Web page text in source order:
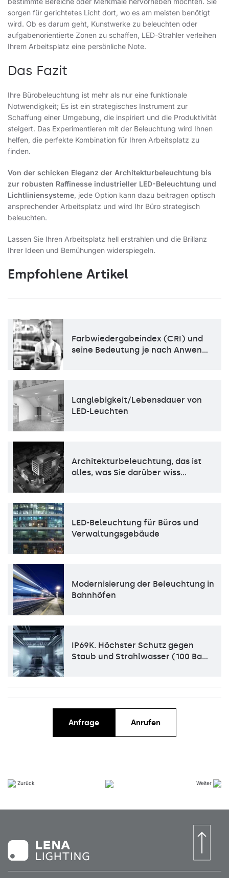
sorgen für gerichtetes Licht dort, wo es am meisten benötigt
wird. Ob es darum geht, Kunstwerke zu beleuchten oder
aufgabenorientierte Zonen zu schaffen, LED-Strahler verleihen
Ihrem Arbeitsplatz eine persönliche Note.
Das Fazit
Ihre Bürobeleuchtung ist mehr als nur eine funktionale
Notwendigkeit; Es ist ein strategisches Instrument zur
Schaffung einer Umgebung, die inspiriert und die Produktivität
steigert. Das Experimentieren mit der Beleuchtung wird Ihnen
helfen, die perfekte Kombination für Ihren Arbeitsplatz zu
finden.
Von der schicken Eleganz der Architekturbeleuchtung bis
zur robusten Raffinesse industrieller LED-Beleuchtung und
Lichtliniensysteme, jede Option kann dazu beitragen optisch
ansprechender Arbeitsplatz und wird Ihr Büro strategisch
beleuchten.
Lassen Sie Ihren Arbeitsplatz hell erstrahlen und die Brillanz
Ihrer Ideen und Bemühungen widerspiegeln.
Empfohlene Artikel
Farbwiedergabeindex (CRI) und
seine Bedeutung je nach Anwen…
Langlebigkeit/Lebensdauer von
LED-Leuchten
Architekturbeleuchtung, das ist
alles, was Sie darüber wiss…
LED-Beleuchtung für Büros und
Verwaltungsgebäude
Modernisierung der Beleuchtung in
Bahnhöfen
IP69K. Höchster Schutz gegen
Staub und Strahlwasser (100 Ba…
Anfrage Anrufen
Zurück Weiter